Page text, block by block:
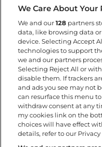
Info
Hitta hit
Camping/Boende
Barn på festivalen
Tillgänglighet
Under festivalen
FAQ
Om
Ladda ner app
We Care About Your
We and our128 partners
data, like browsing data
device. Selecting Accept
technologies to support
we and our partners
Selecting Reject All or
disable them. If trackers
and ads you see may not
can resurface this menu
withdraw consent at any
my cookies link on the
choices will have effect
details, refer to our Privacy